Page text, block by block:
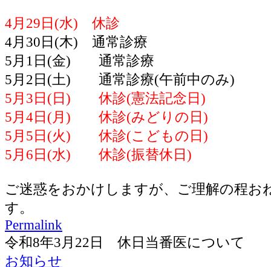
4月29日(水) 休診
4月30日(木) 通常診療
5月1日(金) 通常診療
5月2日(土) 通常診療(午前中のみ)
5月3日(日) 休診(憲法記念日)
5月4日(月) 休診(みどりの日)
5月5日(火) 休診(こどもの日)
5月6日(水) 休診(振替休日)
ご迷惑をおかけしますが、ご理解の程お
す。
Permalink
令和8年3月22日 休日当番医について
お知らせ